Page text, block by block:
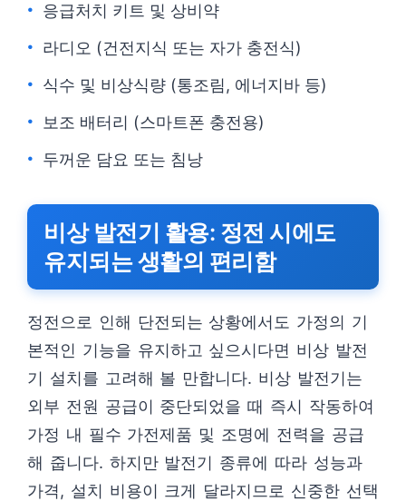
응급처치 키트 및 상비약
라디오 (건전지식 또는 자가 충전식)
식수 및 비상식량 (통조림, 에너지바 등)
보조 배터리 (스마트폰 충전용)
두꺼운 담요 또는 침낭
비상 발전기 활용: 정전 시에도
유지되는 생활의 편리함
정전으로 인해 단전되는 상황에서도 가정의 기
본적인 기능을 유지하고 싶으시다면 비상 발전
기 설치를 고려해 볼 만합니다. 비상 발전기는
외부 전원 공급이 중단되었을 때 즉시 작동하여
가정 내 필수 가전제품 및 조명에 전력을 공급
해 줍니다. 하지만 발전기 종류에 따라 성능과
가격, 설치 비용이 크게 달라지므로 신중한 선택